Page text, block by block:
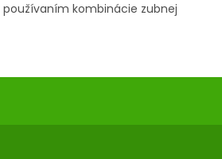
kombinácie zubnej